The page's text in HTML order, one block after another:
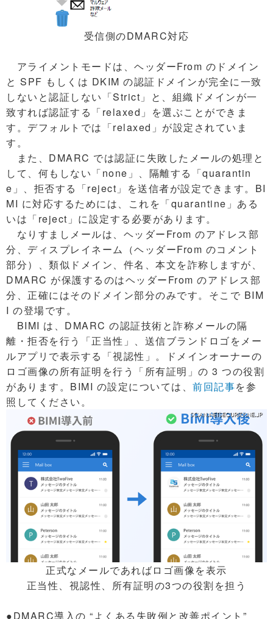
受信側のDMARC対応
アライメントモードは、ヘッダーFrom のドメイン
と SPF もしくは DKIM の認証ドメインが完全に一致
しないと認証しない「Strict」と、組織ドメインが一
致すれば認証する「relaxed」を選ぶことができま
す。デフォルトでは「relaxed」が設定されていま
す。
また、DMARC では認証に失敗したメールの処理と
して、何もしない「none」、隔離する「quarantin
e」、拒否する「reject」を送信者が設定できます。BI
MI に対応するためには、これを「quarantine」ある
いは「reject」に設定する必要があります。
なりすましメールは、ヘッダーFrom のアドレス部
分、ディスプレイネーム（ヘッダーFrom のコメント
部分）、類似ドメイン、件名、本文を詐称しますが、
DMARC が保護するのはヘッダーFrom のアドレス部
分、正確にはそのドメイン部分のみです。そこで BIM
I の登場です。
BIMI は、DMARC の認証技術と詐称メールの隔
離・拒否を行う「正当性」、送信ブランドロゴをメー
ルアプリで表示する「視認性」。ドメインオーナーの
ロゴ画像の所有証明を行う「所有証明」の 3 つの役割
があります。BIMI の設定については、 前回記事を参
照してください。
正式なメールであればロゴ画像を表示
正当性、視認性、所有証明の3つの役割を担う
●DMARC導入の “よくある失敗例と改善ポイント”